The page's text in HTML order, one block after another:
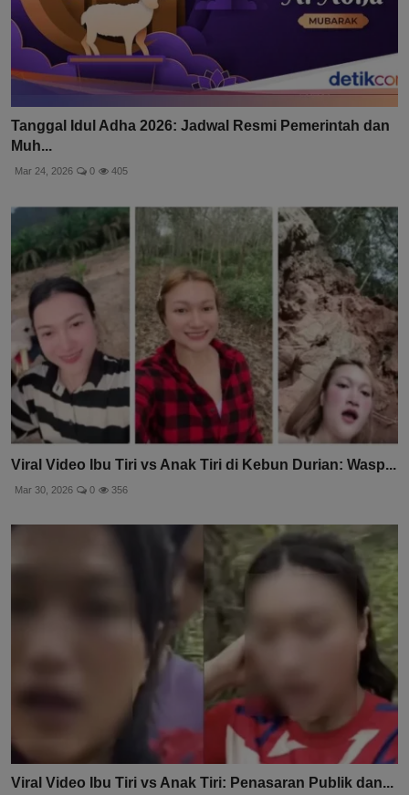
Tanggal Idul Adha 2026: Jadwal Resmi Pemerintah dan
Muh...
Mar 24, 2026 0 405
Viral Video Ibu Tiri vs Anak Tiri di Kebun Durian: Wasp...
Mar 30, 2026 0 356
Viral Video Ibu Tiri vs Anak Tiri: Penasaran Publik dan...